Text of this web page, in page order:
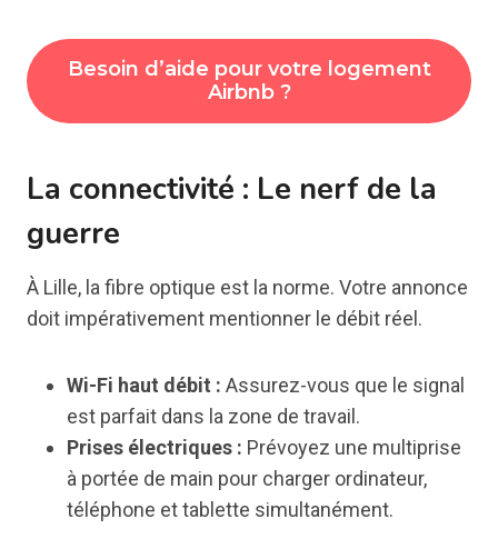
Besoin d’aide pour votre logement
Airbnb ?
La connectivité : Le nerf de la
guerre
À Lille, la fibre optique est la norme. Votre annonce
doit impérativement mentionner le débit réel.
Wi-Fi haut débit : Assurez-vous que le signal
est parfait dans la zone de travail.
Prises électriques : Prévoyez une multiprise
à portée de main pour charger ordinateur,
téléphone et tablette simultanément.